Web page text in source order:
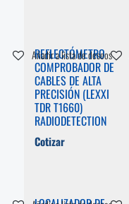
REFLECTÓMETRO
COMPROBADOR DE
CABLES DE ALTA
PRECISIÓN (LEXXI
TDR T1660)
RADIODETECTION
Cotizar
Añadir a lista de deseos